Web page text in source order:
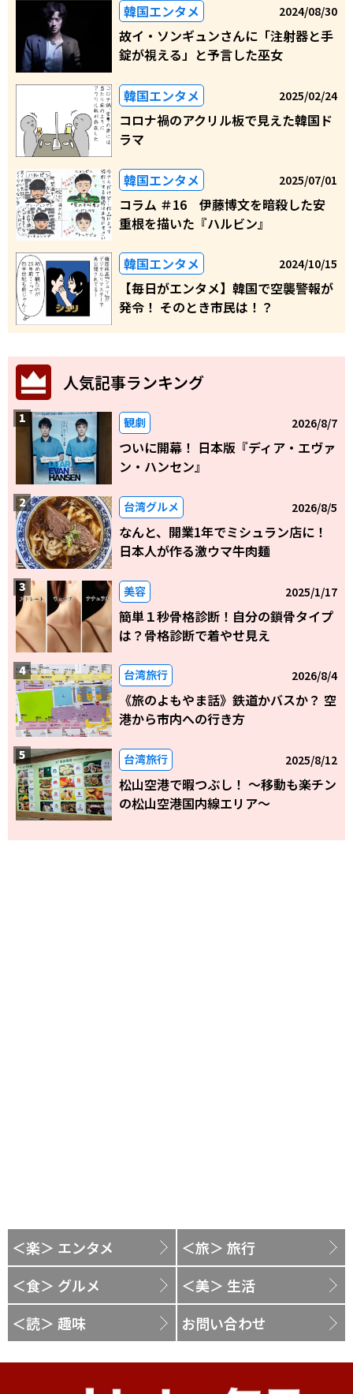
韓国エンタメ 2024/08/30
故イ・ソンギュンさんに「注射器と手
錠が視える」と予言した巫女
韓国エンタメ 2025/02/24
コロナ禍のアクリル板で見えた韓国ド
ラマ
韓国エンタメ 2025/07/01
コラム ＃16 伊藤博文を暗殺した安
重根を描いた『ハルビン』
韓国エンタメ 2024/10/15
【毎日がエンタメ】韓国で空襲警報が
発令！ そのとき市民は！？
人気記事ランキング
観劇 2026/8/7
ついに開幕！ 日本版『ディア・エヴァ
ン・ハンセン』
台湾グルメ 2026/8/5
なんと、開業1年でミシュラン店に！
日本人が作る激ウマ牛肉麺
美容 2025/1/17
簡単１秒骨格診断！自分の鎖骨タイプ
は？骨格診断で着やせ見え
台湾旅行 2026/8/4
《旅のよもやま話》鉄道かバスか？ 空
港から市内への行き方
台湾旅行 2025/8/12
松山空港で暇つぶし！ 〜移動も楽チン
の松山空港国内線エリア～
＜楽＞ エンタメ
＜旅＞ 旅行
＜食＞ グルメ
＜美＞ 生活
＜読＞ 趣味
お問い合わせ